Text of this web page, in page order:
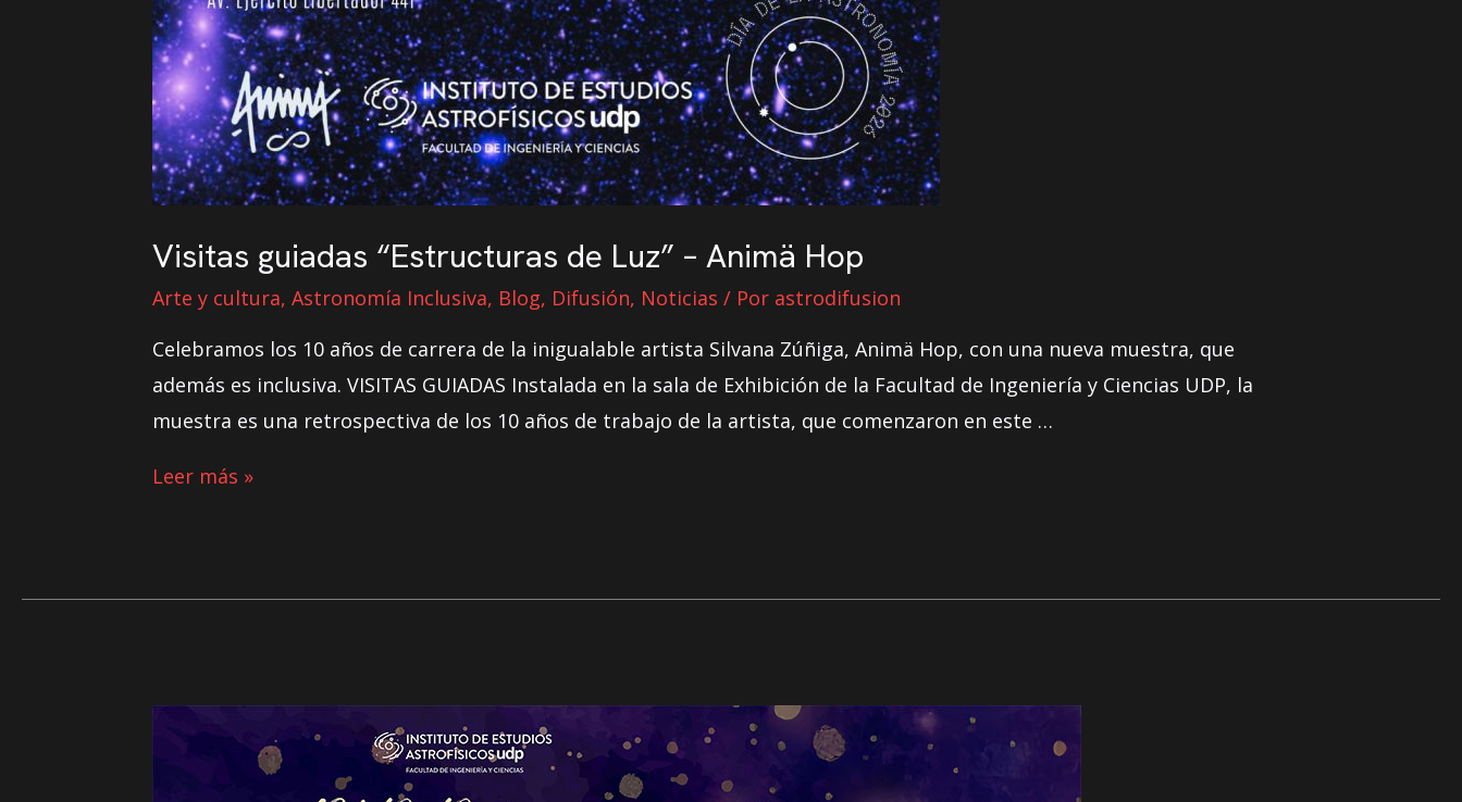
Visitas guiadas “Estructuras de Luz” – Animä Hop
Arte y cultura,Astronomía Inclusiva, Blog, Difusión, Noticias / Por astrodifusion
Celebramos los 10 años de carrera de la inigualable artista Silvana Zúñiga, Animä Hop, con una nueva muestra, que
además es inclusiva. VISITAS GUIADAS Instalada en la sala de Exhibición de la Facultad de Ingeniería y Ciencias UDP, la
muestra es una retrospectiva de los 10 años de trabajo de la artista, que comenzaron en este …
Leer más »